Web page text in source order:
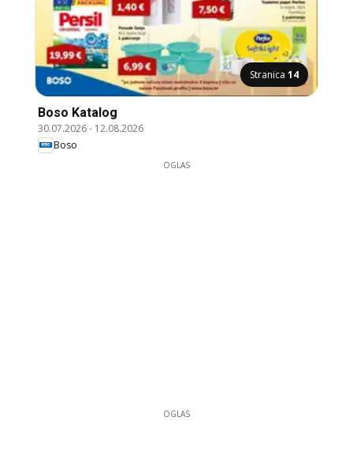
Stranica 14
Boso Katalog
30.07.2026- 12.08.2026
Boso
OGLAS
OGLAS